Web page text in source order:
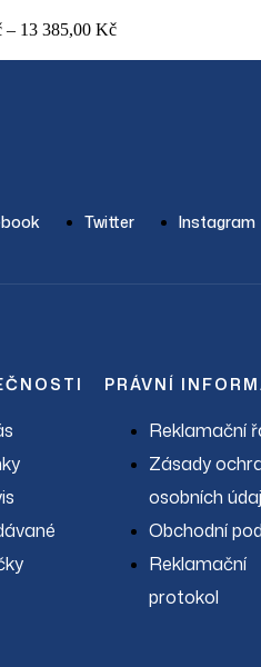
– 13 385,00 Kč
Twitter Instagram
PRÁVNÍ
Reklamační
Zásady
osobních
Obchodní
Reklamační
protokol